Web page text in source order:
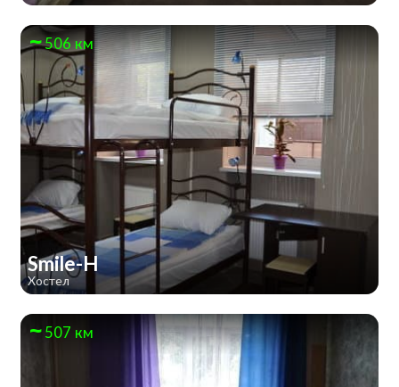
506 км
Smile-H
Хостел
507 км